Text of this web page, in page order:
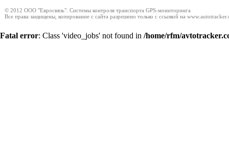
© 2012 ООО "Евросвязь". Системы контроля транспорта GPS-мониторинга
Все права защищены, копирование с сайта разрешено только с ссылкой на
Fatal error: Class 'video_jobs' not found in /home/rfm/